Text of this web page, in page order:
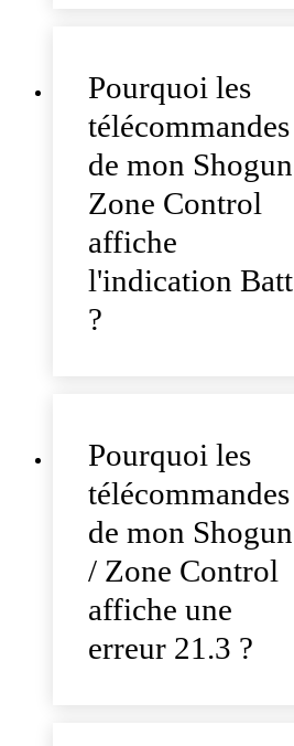
Pourquoi les
télécommandes
de mon Shogun
Zone Control
affiche
l'indication Batt
?
Pourquoi les
télécommandes
de mon Shogun
/ Zone Control
affiche une
erreur 21.3 ?